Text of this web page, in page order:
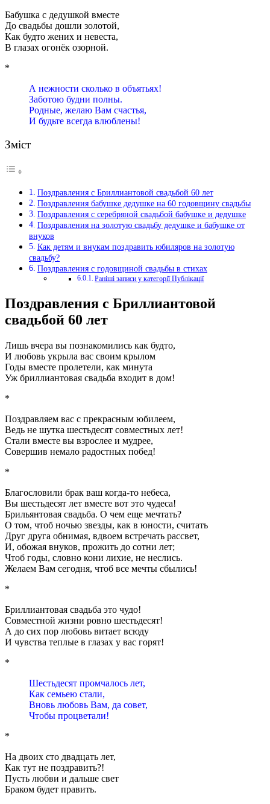
Бабушка с дедушкой вместе
До свадьбы дошли золотой,
Как будто жених и невеста,
В глазах огонёк озорной.
*
А нежности сколько в объятьях!
Заботою будни полны.
Родные, желаю Вам счастья,
И будьте всегда влюблены!
Зміст
Поздравления с Бриллиантовой свадьбой 60 лет
Поздравления бабушке дедушке на 60 годовщину свадьбы
Поздравления с серебряной свадьбой бабушке и дедушке
Поздравления на золотую свадьбу дедушке и бабушке от
внуков
Как детям и внукам поздравить юбиляров на золотую
свадьбу?
Поздравления с годовщиной свадьбы в стихах
Раніші записи у категорії Публікації
Поздравления с Бриллиантовой
свадьбой 60 лет
Лишь вчера вы познакомились как будто,
И любовь укрыла вас своим крылом
Годы вместе пролетели, как минута
Уж бриллиантовая свадьба входит в дом!
*
Поздравляем вас с прекрасным юбилеем,
Ведь не шутка шестьдесят совместных лет!
Стали вместе вы взрослее и мудрее,
Совершив немало радостных побед!
*
Благословили брак ваш когда-то небеса,
Вы шестьдесят лет вместе вот это чудеса!
Брильянтовая свадьба. О чем еще мечтать?
О том, чтоб ночью звезды, как в юности, считать
Друг друга обнимая, вдвоем встречать рассвет,
И, обожая внуков, прожить до сотни лет;
Чтоб годы, словно кони лихие, не неслись.
Желаем Вам сегодня, чтоб все мечты сбылись!
*
Бриллиантовая свадьба это чудо!
Совместной жизни ровно шестьдесят!
А до сих пор любовь витает всюду
И чувства теплые в глазах у вас горят!
*
Шестьдесят промчалось лет,
Как семьею стали,
Вновь любовь Вам, да совет,
Чтобы процветали!
*
На двоих сто двадцать лет,
Как тут не поздравить?!
Пусть любви и дальше свет
Браком будет править.